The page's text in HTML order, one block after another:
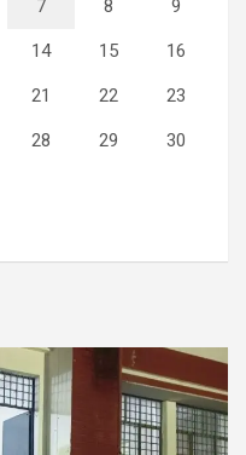
7 8 9
14 15 16
21 22 23
28 29 30